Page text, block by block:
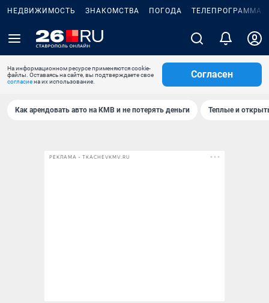
НЕДВИЖИМОСТЬ ЗНАКОМСТВА ПОГОДА ТЕЛЕПРОГРАММА
На информационном ресурсе применяются cookie-
файлы. Оставаясь на сайте, вы подтверждаете свое
согласиена их использование.
Согласен
Как арендовать авто на КМВ и не потерять деньги Теплые и
РЕКЛАМА • TKACHEVKMV.RU